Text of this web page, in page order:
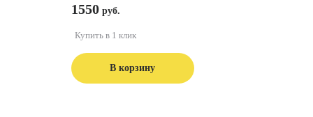
1550
В корзину
Купить в 1 клик